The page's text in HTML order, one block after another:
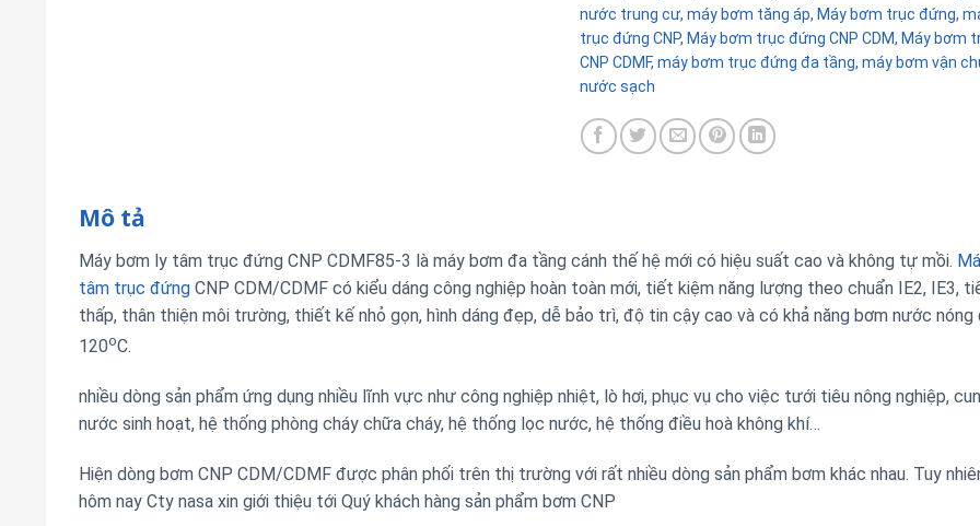
nước trung cư, máy bơm tăng áp, Máy bơm trục đứng,
trục đứng CNP, Máy bơm trục đứng CNP CDM, Máy bơm
CNP CDMF, máy bơm trục đứng đa tầng, máy bơm vận
nước sạch
Mô tả
Máy bơm ly tâm trục đứng CNP CDMF85-3 là máy bơm đa tầng cánh thế hệ mới có hiệu suất cao và không tự mồi.
tâm trục đứng CNP CDM/CDMF có kiểu dáng công nghiệp hoàn toàn mới, tiết kiệm năng lượng theo chuẩn IE2, IE3,
thấp, thân thiện môi trường, thiết kế nhỏ gọn, hình dáng đẹp, dễ bảo trì, độ tin cậy cao và có khả năng bơm nước nóng
120oC.
nhiều dòng sản phẩm ứng dụng nhiều lĩnh vực như công nghiệp nhiệt, lò hơi, phục vụ cho việc tưới tiêu nông nghiệp,
nước sinh hoạt, hệ thống phòng cháy chữa cháy, hệ thống lọc nước, hệ thống điều hoà không khí…
Hiện dòng bơm CNP CDM/CDMF được phân phối trên thị trường với rất nhiều dòng sản phẩm bơm khác nhau. Tuy
hôm nay Cty nasa xin giới thiệu tới Quý khách hàng sản phẩm bơm CNP